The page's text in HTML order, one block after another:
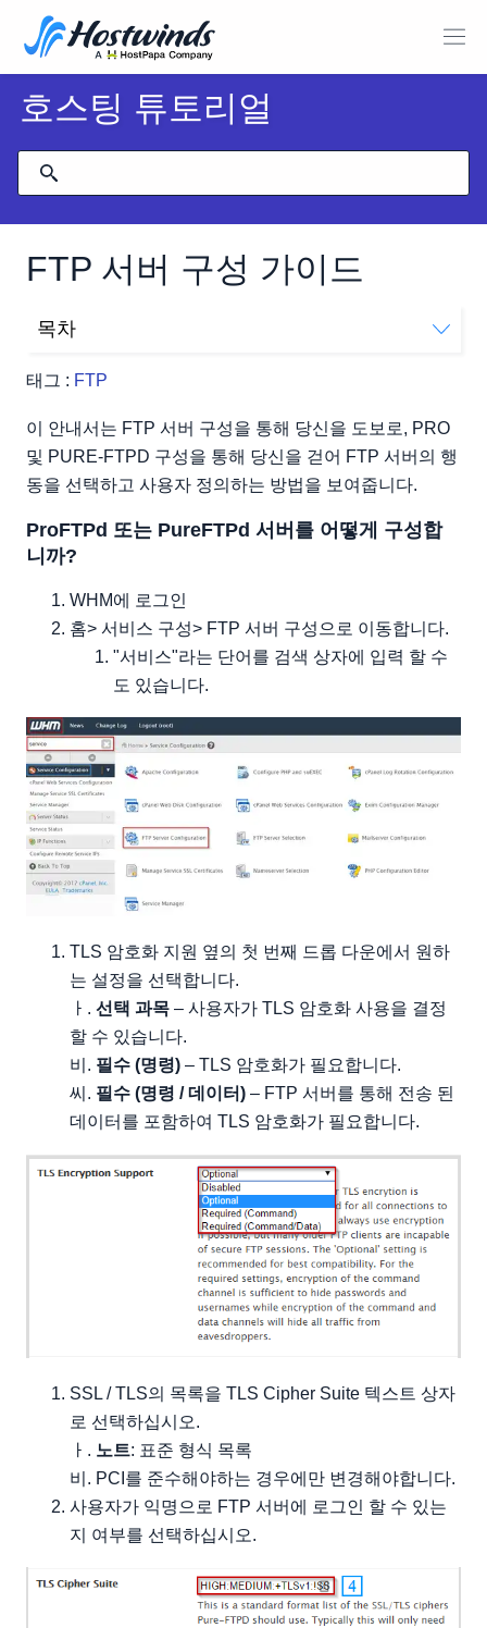
호스팅 튜토리얼
FTP 서버 구성 가이드
태그 : FTP
목차
이 안내서는 FTP 서버 구성을 통해 당신을 도보로, PRO
및 PURE-FTPD 구성을 통해 당신을 걷어 FTP 서버의 행
동을 선택하고 사용자 정의하는 방법을 보여줍니다.
ProFTPd 또는 PureFTPd 서버를 어떻게 구성합
니까?
WHM에 로그인
홈> 서비스 구성> FTP 서버 구성으로 이동합니다.
"서비스"라는 단어를 검색 상자에 입력 할 수
도 있습니다.
TLS 암호화 지원 옆의 첫 번째 드롭 다운에서 원하
는 설정을 선택합니다.
ㅏ. 선택 과목 – 사용자가 TLS 암호화 사용을 결정
할 수 있습니다.
비. 필수 (명령) – TLS 암호화가 필요합니다.
씨. 필수 (명령 / 데이터) – FTP 서버를 통해 전송 된
데이터를 포함하여 TLS 암호화가 필요합니다.
SSL / TLS의 목록을 TLS Cipher Suite 텍스트 상자
로 선택하십시오.
ㅏ. 노트: 표준 형식 목록
비. PCI를 준수해야하는 경우에만 변경해야합니다.
사용자가 익명으로 FTP 서버에 로그인 할 수 있는
지 여부를 선택하십시오.